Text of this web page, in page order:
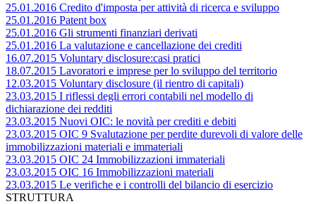
25.01.2016 Credito d'imposta per attività di ricerca e sviluppo
25.01.2016 Patent box
25.01.2016 Gli strumenti finanziari derivati
25.01.2016 La valutazione e cancellazione dei crediti
16.07.2015 Voluntary disclosure:casi pratici
18.07.2015 Lavoratori e imprese per lo sviluppo del territorio
12.03.2015 Voluntary disclosure (il rientro di capitali)
23.03.2015 I riflessi degli errori contabili nel modello di
dichiarazione dei redditi
23.03.2015 Nuovi OIC: le novità per crediti e debiti
23.03.2015 OIC 9 Svalutazione per perdite durevoli di valore delle
immobilizzazioni materiali e immateriali
23.03.2015 OIC 24 Immobilizzazioni immateriali
23.03.2015 OIC 16 Immobilizzazioni materiali
23.03.2015 Le verifiche e i controlli del bilancio di esercizio
STRUTTURA